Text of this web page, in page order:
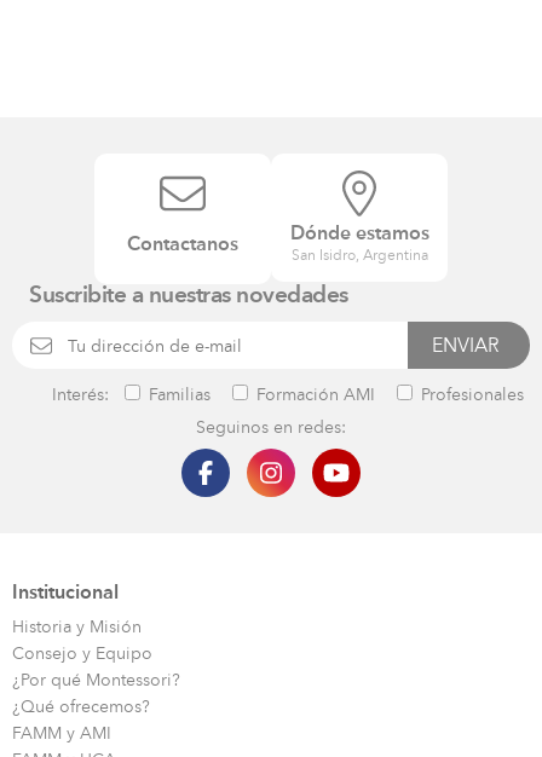
Contactanos
Dónde estamos
San Isidro, Argentina
Suscribite a nuestras novedades
Interés: Familias Formación AMI
Profesionales
Seguinos en redes:
Institucional
Historia y Misión
Consejo y Equipo
¿Por qué Montessori?
¿Qué ofrecemos?
FAMM y AMI